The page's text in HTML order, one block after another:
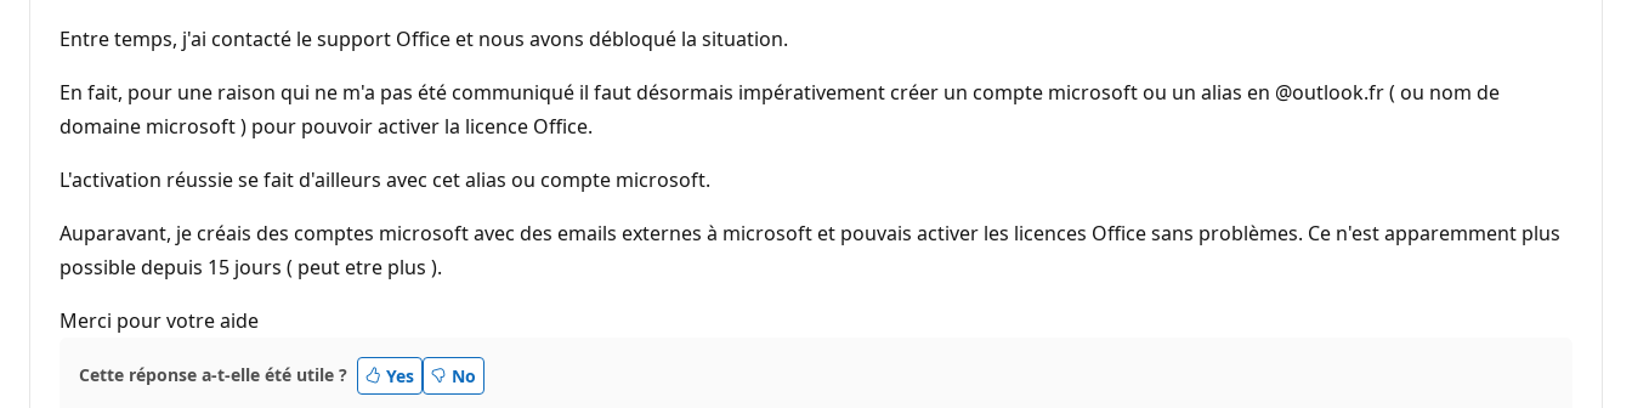
Entre temps, j'ai contacté le support Office et nous avons débloqué la situation.
En fait, pour une raison qui ne m'a pas été communiqué il faut désormais impérativement créer un compte microsoft ou un alias en @outlook.fr ( ou nom de
domaine microsoft ) pour pouvoir activer la licence Office.
L'activation réussie se fait d'ailleurs avec cet alias ou compte microsoft.
Auparavant, je créais des comptes microsoft avec des emails externes à microsoft et pouvais activer les licences Office sans problèmes. Ce n'est apparemment plus
possible depuis 15 jours ( peut etre plus ).
Merci pour votre aide
Cette réponse a-t-elle été utile ? Yes No